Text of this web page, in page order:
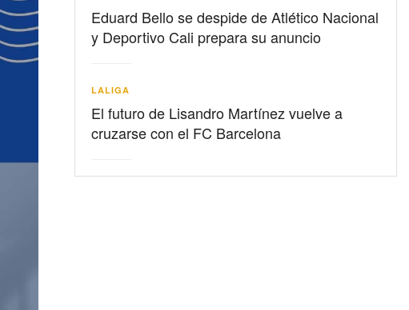
Eduard Bello se despide de Atlético Nacional
y Deportivo Cali prepara su anuncio
LALIGA
El futuro de Lisandro Martínez vuelve a
cruzarse con el FC Barcelona